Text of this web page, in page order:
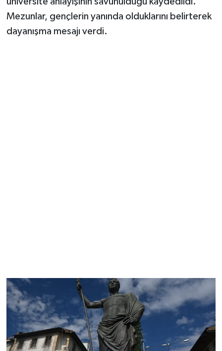
Mezunlar, gençlerin yanında olduklarını belirterek
dayanışma mesajı verdi.